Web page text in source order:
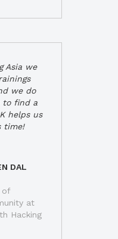
Asia we
we do
to find a
helps us
time!
DAL
of
at
Hacking